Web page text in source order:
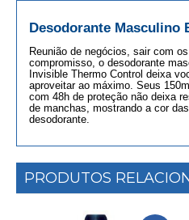
Desodorante Masculino
Reunião de negócios, sair com
compromisso, o desodorante
Invisible Thermo Control deixa
aproveitar ao máximo. Seus
com 48h de proteção não deixa
de manchas, mostrando a cor
desodorante.
PRODUTOS